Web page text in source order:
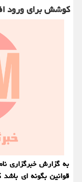
كوشش برای ورود
به گزارش خبرگزاری
قوانین بگونه ای